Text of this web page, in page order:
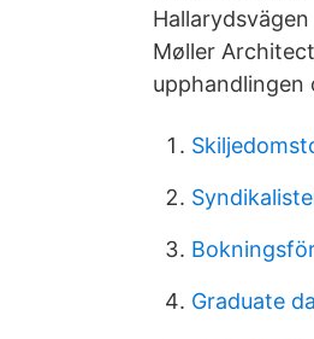
Møller
Graduate